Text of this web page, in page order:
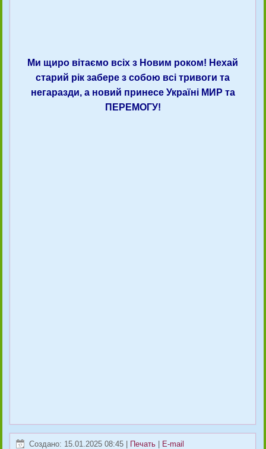
Ми щиро вітаємо всіх з Новим роком! Нехай
старий рік забере з собою всі тривоги та
негаразди, а новий принесе Україні МИР та
ПЕРЕМОГУ!
Создано: 15.01.2025 08:45 Печать E-mail